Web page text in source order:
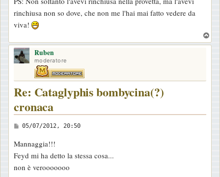
a
g
g
i
o
rinchiusa non so dove, che non me l'hai mai fatto vedere da
viva!
o
Ruben
moderatore
Re: Cataglyphis bombycina(?)
cronaca
M
s
s
a
05/07/2012, 20:50
Mannaggia!!!
Feyd mi ha detto la stessa cosa...
non è verooooooo